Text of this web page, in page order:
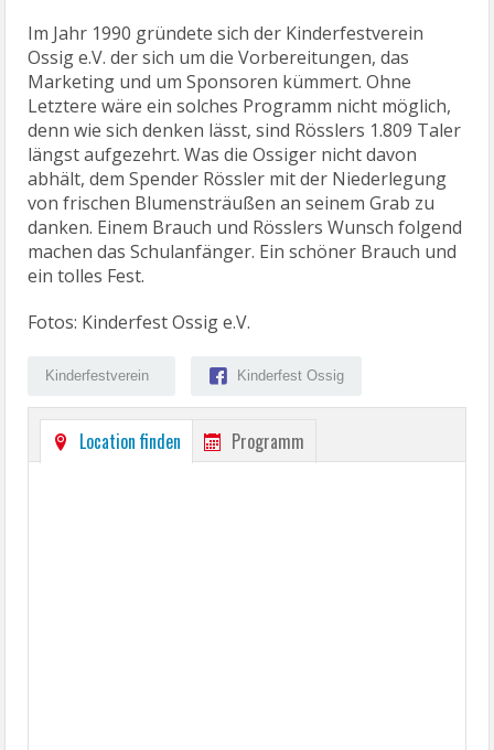
Im Jahr 1990 gründete sich der Kinderfestverein
Ossig e.V. der sich um die Vorbereitungen, das
Marketing und um Sponsoren kümmert. Ohne
Letztere wäre ein solches Programm nicht möglich,
denn wie sich denken lässt, sind Rösslers 1.809 Taler
längst aufgezehrt. Was die Ossiger nicht davon
abhält, dem Spender Rössler mit der Niederlegung
von frischen Blumensträußen an seinem Grab zu
danken. Einem Brauch und Rösslers Wunsch folgend
machen das Schulanfänger. Ein schöner Brauch und
ein tolles Fest.
Fotos: Kinderfest Ossig e.V.
Kinderfestverein Kinderfest Ossig
Location finden Programm